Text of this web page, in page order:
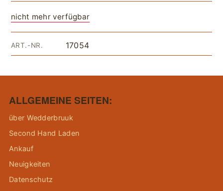
nicht mehr verfügbar
ART.-NR. 17054
ALLGEMEINE SEITEN:
über Wedderbruuk
Second Hand Laden
Ankauf
Neuigkeiten
Datenschutz